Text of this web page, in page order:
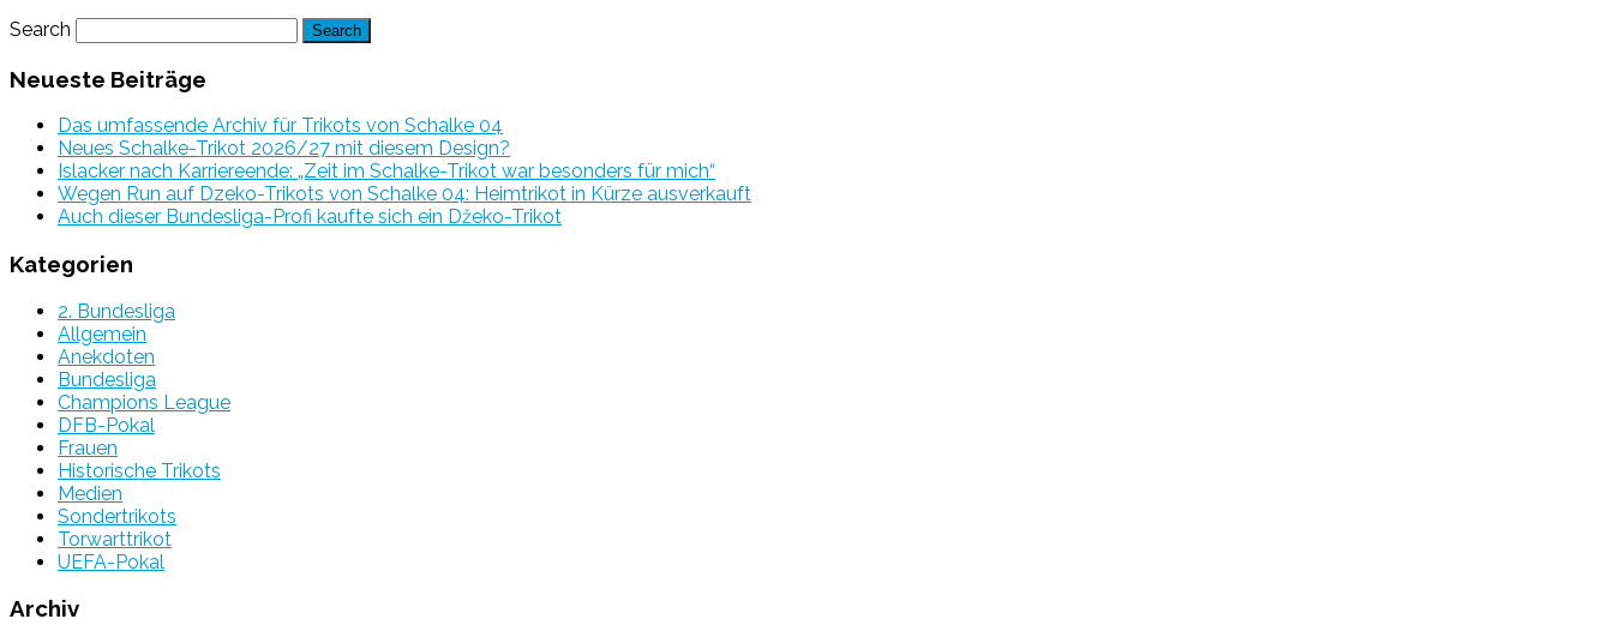
Search
Neueste Beiträge
Das umfassende Archiv für Trikots von Schalke 04
Neues Schalke-Trikot 2026/27 mit diesem Design?
Islacker nach Karriereende: „Zeit im Schalke-Trikot war besonders für mich“
Wegen Run auf Dzeko-Trikots von Schalke 04: Heimtrikot in Kürze ausverkauft
Auch dieser Bundesliga-Profi kaufte sich ein Džeko-Trikot
Kategorien
2. Bundesliga
Allgemein
Anekdoten
Bundesliga
Champions League
DFB-Pokal
Frauen
Historische Trikots
Medien
Sondertrikots
Torwarttrikot
UEFA-Pokal
Archiv